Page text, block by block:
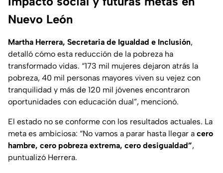
Nuevo León
Martha Herrera, Secretaria de Igualdad e Inclusión,
detalló cómo esta reducción de la pobreza ha
transformado vidas. “173 mil mujeres dejaron atrás la
pobreza, 40 mil personas mayores viven su vejez con
tranquilidad y más de 120 mil jóvenes encontraron
oportunidades con educación dual”, mencionó.
El estado no se conforme con los resultados actuales. La
meta es ambiciosa: “No vamos a parar hasta llegar a cero
hambre, cero pobreza extrema, cero desigualdad”,
puntualizó Herrera.